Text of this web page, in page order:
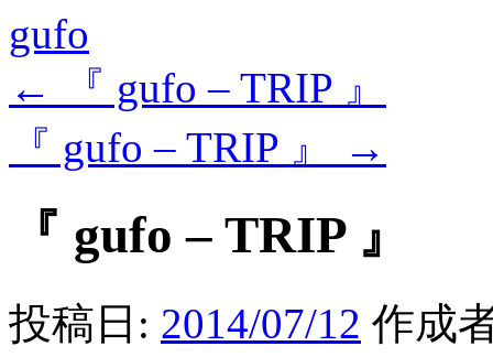
gufo
←
『 gufo – TRIP 』
『 gufo – TRIP 』
→
『 gufo – TRIP 』
投稿日: 2014/07/12 作成